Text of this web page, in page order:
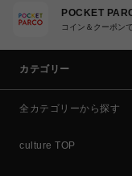
POCKET
コイン＆クーポン
カテゴリー
全カテゴリーから探す
culture TOP